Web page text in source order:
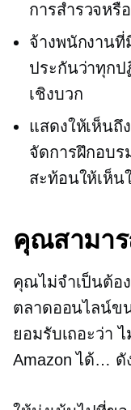
การสำรวจหรื
จ้างพนักงานที่
ประกันว่าทุก
เชิงบวก
แสดงให้เห็นถึ
จัดการฝึกอบ
สะท้อนให้เห็น
คุณสามาร
คุณไม่จำเป็นต้อ
ตลาดออนไลน์ข
ยอมรับเถอะว่า
Amazon ได้… ดั